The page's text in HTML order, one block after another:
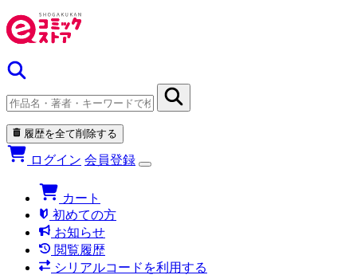
履歴を全て削除する
ログイン 会員登録
カート
初めての方
お知らせ
閲覧履歴
シリアルコードを利用する